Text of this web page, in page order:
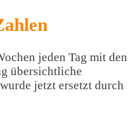
jeden Tag mit den
übersichtliche
jetzt ersetzt durch